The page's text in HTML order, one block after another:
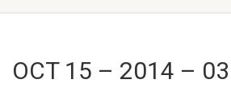
OCT 15 – 2014 – 03